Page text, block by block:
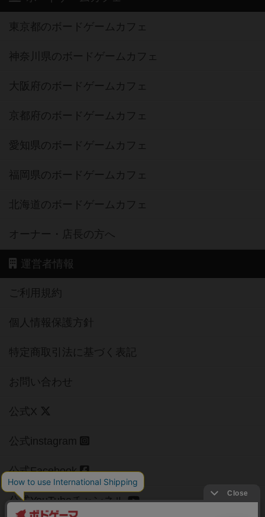
東京都のボードゲームカフェ
神奈川県のボードゲームカフェ
大阪府のボードゲームカフェ
京都府のボードゲームカフェ
愛知県のボードゲームカフェ
福岡県のボードゲームカフェ
北海道のボードゲームカフェ
オーナー・店長の方へ
運営者情報
ご利用規約
個人情報保護方針
特定商取引法に基づく表記
お問い合わせ
公式X
公式instagram
公式Facebook
公式YouTubeチャンネル